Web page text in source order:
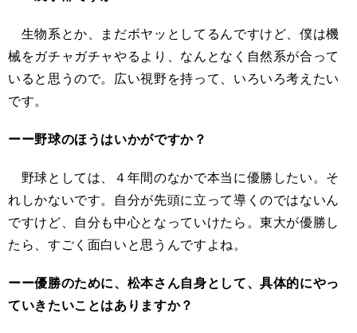
生物系とか、まだボヤッとしてるんですけど、僕は機
械をガチャガチャやるより、なんとなく自然系が合って
いると思うので。広い視野を持って、いろいろ考えたい
です。
ーー野球のほうはいかがですか？
野球としては、４年間のなかで本当に優勝したい。そ
れしかないです。自分が先頭に立って導くのではないん
ですけど、自分も中心となっていけたら。東大が優勝し
たら、すごく面白いと思うんですよね。
ーー優勝のために、松本さん自身として、具体的にやっ
ていきたいことはありますか？